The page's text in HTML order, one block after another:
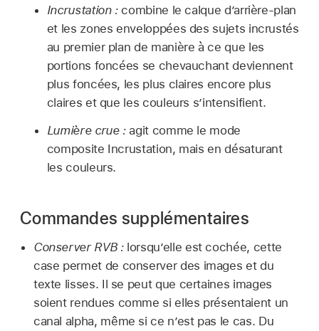
Incrustation :combine le calque d’arrière-plan
et les zones enveloppées des sujets incrustés
au premier plan de manière à ce que les
portions foncées se chevauchant deviennent
plus foncées, les plus claires encore plus
claires et que les couleurs s’intensifient.
Lumière crue :agit comme le mode
composite Incrustation, mais en désaturant
les couleurs.
Commandes supplémentaires
Conserver RVB :lorsqu’elle est cochée, cette
case permet de conserver des images et du
texte lisses. Il se peut que certaines images
soient rendues comme si elles présentaient un
canal alpha, même si ce n’est pas le cas. Du